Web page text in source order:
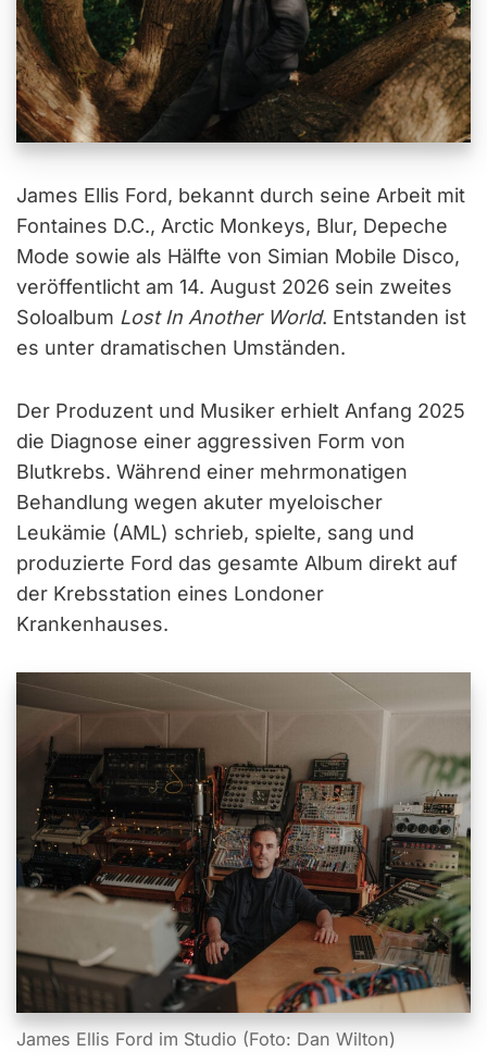
James Ellis Ford, bekannt durch seine Arbeit mit
Fontaines D.C., Arctic Monkeys, Blur, Depeche
Mode sowie als Hälfte von Simian Mobile Disco,
veröffentlicht am 14. August 2026 sein zweites
Soloalbum Lost In Another World. Entstanden ist
es unter dramatischen Umständen.
Der Produzent und Musiker erhielt Anfang 2025
die Diagnose einer aggressiven Form von
Blutkrebs. Während einer mehrmonatigen
Behandlung wegen akuter myeloischer
Leukämie (AML) schrieb, spielte, sang und
produzierte Ford das gesamte Album direkt auf
der Krebsstation eines Londoner
Krankenhauses.
James Ellis Ford im Studio (Foto: Dan Wilton)